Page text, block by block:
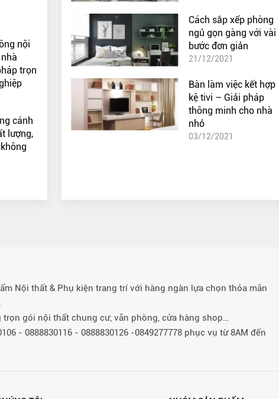
nội
trọn
cánh
lượng,
Cách sắp xếp phòng
ngủ gọn gàng với vài
bước đơn giản
21/12/2021
Bàn làm việc kết hợp
kệ tivi – Giải pháp
thông minh cho nhà
nhỏ
03/12/2021
Nội thất & Phụ kiện trang trí với hàng ngàn lựa chọn thỏa mãn
trọn gói nội thất chung cư, văn phòng, cửa hàng shop…
- 0888830116 - 0888830126 -0849277778 phục vụ từ 8AM đến